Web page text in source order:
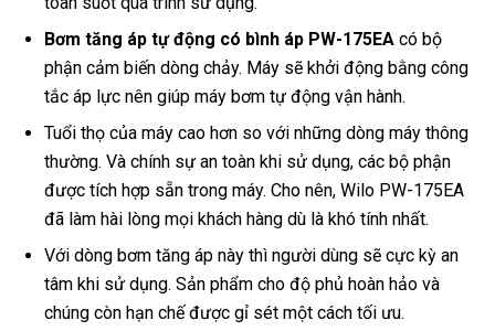
Bơm tăng áp tự động có bình áp PW-175EA có bộ
phận cảm biến dòng chảy. Máy sẽ khởi động bằng công
tắc áp lực nên giúp máy bơm tự động vận hành.
Tuổi thọ của máy cao hơn so với những dòng máy thông
thường. Và chính sự an toàn khi sử dụng, các bộ phận
được tích hợp sẵn trong máy. Cho nên, Wilo PW-175EA
đã làm hài lòng mọi khách hàng dù là khó tính nhất.
Với dòng bơm tăng áp này thì người dùng sẽ cực kỳ an
tâm khi sử dụng. Sản phẩm cho độ phủ hoàn hảo và
chúng còn hạn chế được gỉ sét một cách tối ưu.